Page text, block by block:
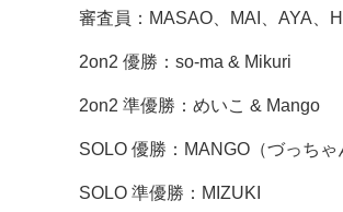
審査員：MASAO、MAI、AYA、
2on2 優勝：so-ma & Mikuri
2on2 準優勝：めいこ & Mango
SOLO 優勝：MANGO（づっちゃ
SOLO 準優勝：MIZUKI